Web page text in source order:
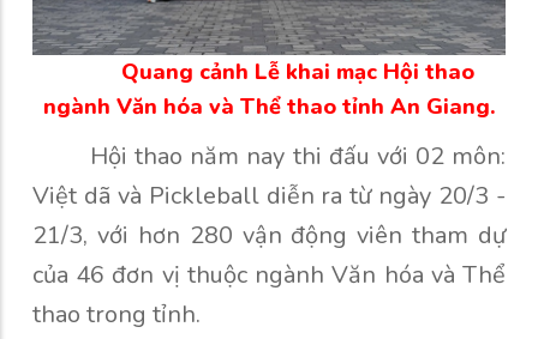
Quang cảnh Lễ khai mạc Hội thao
ngành Văn hóa và Thể thao tỉnh An Giang.
Hội thao năm nay thi đấu với 02 môn:
Việt dã và Pickleball diễn ra từ ngày 20/3 -
21/3, với hơn 280 vận động viên tham dự
của 46 đơn vị thuộc ngành Văn hóa và Thể
thao trong tỉnh.